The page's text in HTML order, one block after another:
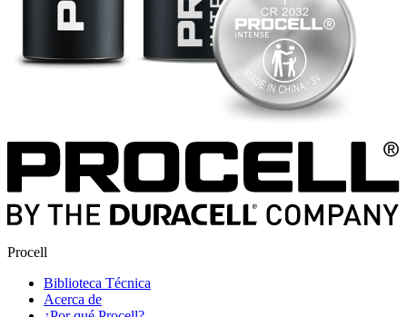
Procell
Biblioteca Técnica
Acerca de